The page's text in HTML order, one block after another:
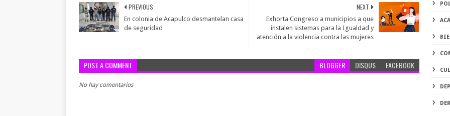
NEXT
Exhorta Congreso a municipios a que
instalen sistemas para la Igualdad y
atención a la violencia contra las mujeres
PREVIOUS
En colonia de Acapulco desmantelan casa
de seguridad
POST A COMMENT BLOGGER DISQUS FACEBOOK
No hay comentarios